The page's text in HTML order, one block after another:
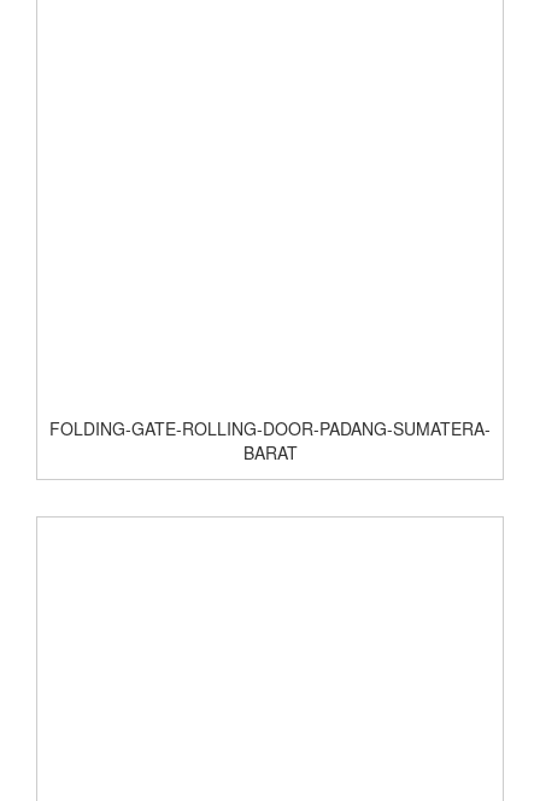
FOLDING-GATE-ROLLING-DOOR-PADANG-SUMATERA-
BARAT